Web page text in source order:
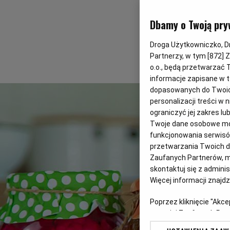
Dbamy o Twoją
Droga Użytkowniczko,
Partnerzy, w tym [872]
o.o., będą przetwarzać
informacje zapisane w
dopasowanych do
personalizacji treści w
ograniczyć jej zakres
Twoje dane osobowe
funkcjonowania
przetwarzania Twoich
Zaufanych Partnerów,
skontaktuj się z
Więcej informacji
Poprzez kliknięcie
z o. o. jej Zaufanych
swoje preferencje dot.